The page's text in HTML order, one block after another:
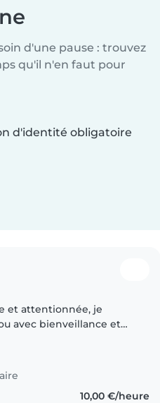
d'une pause : trouvez
qu'il n'en faut pour
d'identité obligatoire
et attentionnée, je
avec bienveillance et
10,00 €/heure